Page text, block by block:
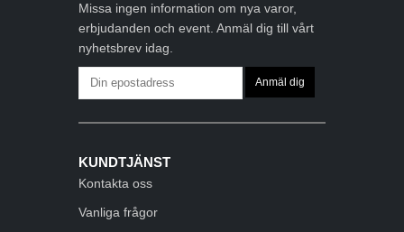
Missa ingen information om nya varor,
erbjudanden och event. Anmäl dig till vårt
nyhetsbrev idag.
KUNDTJÄNST
Kontakta oss
Vanliga frågor